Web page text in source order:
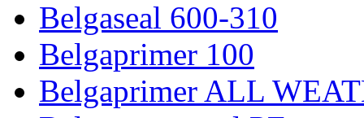
Belgaseal 600-310
Belgaprimer 100
Belgaprimer ALL